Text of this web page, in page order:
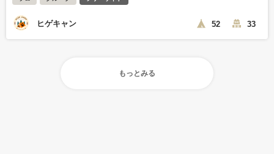
ヒゲキャン 52 33
もっとみる